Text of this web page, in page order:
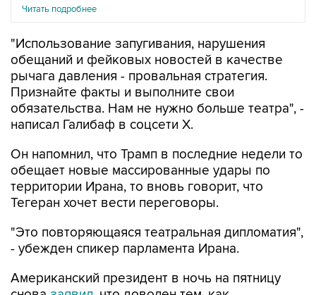
Читать подробнее
"Использование запугивания, нарушения
обещаний и фейковых новостей в качестве
рычага давления - провальная стратегия.
Признайте факты и выполните свои
обязательства. Нам не нужно больше театра", -
написал Галибаф в соцсети X.
Он напомнил, что Трамп в последние недели то
обещает новые массированные удары по
территории Ирана, то вновь говорит, что
Тегеран хочет вести переговоры.
"Это повторяющаяся театральная дипломатия",
- убежден спикер парламента Ирана.
Американский президент в ночь на пятницу